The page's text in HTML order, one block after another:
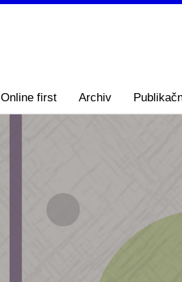
Online first Archiv